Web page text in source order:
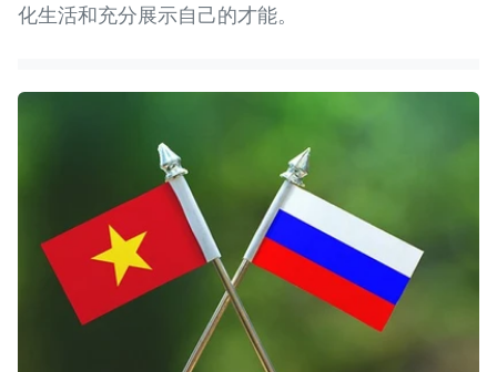
化生活和充分展示自己的才能。